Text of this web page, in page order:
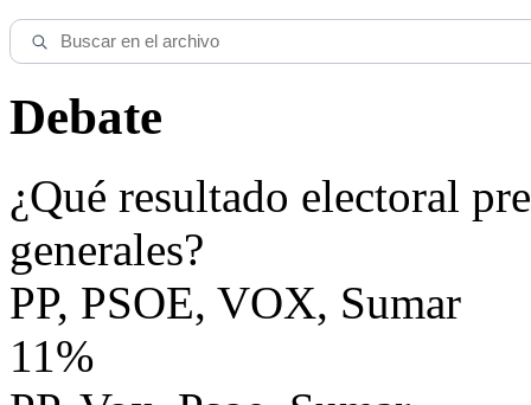
Debate
¿Qué resultado electoral
generales?
PP, PSOE, VOX, Sumar
11%